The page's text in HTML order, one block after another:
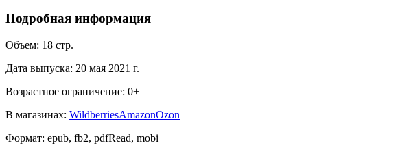
Подробная информация
Объем: 18 стр.
Дата выпуска: 20 мая 2021 г.
Возрастное ограничение: 0+
В магазинах: WildberriesAmazonOzon
Формат: epub, fb2, pdfRead, mobi